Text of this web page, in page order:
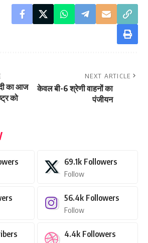
का आज
को
NEXT ARTICLE
केवल बी-6 श्रेणी वाहनों का
पंजीयन
69.1k Followers
Follow
56.4k Followers
Follow
4.4k Followers